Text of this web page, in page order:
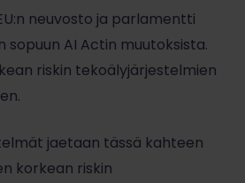
neuvosto ja parlamentti
sopuun AI Actin muutoksista.
riskin tekoälyjärjestelmien
jaetaan tässä kahteen
korkean riskin